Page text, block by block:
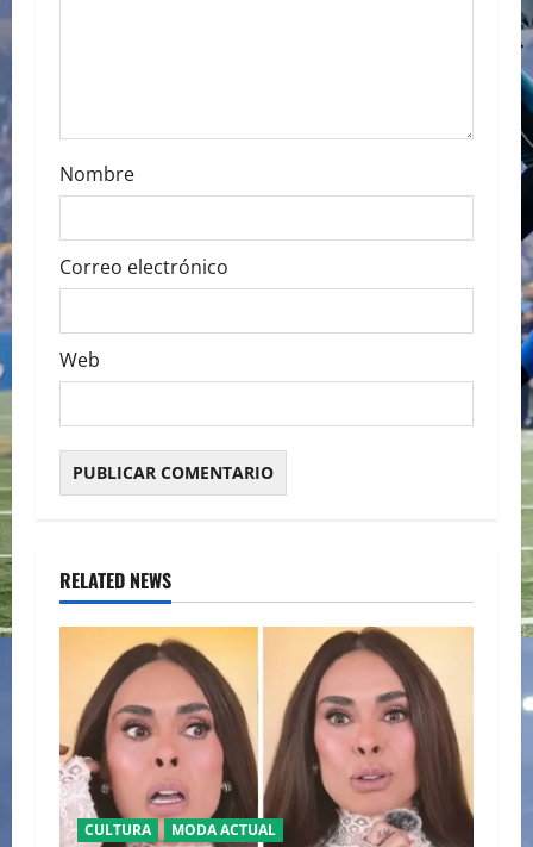
n
Nombre
Correo electrónico
Web
RELATED NEWS
CULTURA MODA ACTUAL